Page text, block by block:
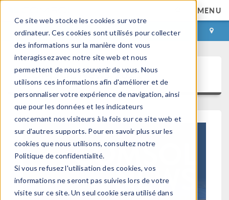
Ce site web stocke les cookies sur votre
ordinateur. Ces cookies sont utilisés pour collecter
des informations sur la manière dont vous
interagissez avec notre site web et nous
permettent de nous souvenir de vous. Nous
utilisons ces informations afin d'améliorer et de
personnaliser votre expérience de navigation, ainsi
que pour les données et les indicateurs
concernant nos visiteurs à la fois sur ce site web et
sur d'autres supports. Pour en savoir plus sur les
cookies que nous utilisons, consultez notre
Politique de confidentialité.
Si vous refusez l'utilisation des cookies, vos
informations ne seront pas suivies lors de votre
visite sur ce site. Un seul cookie sera utilisé dans
MENU
CONNEXION CONTACT
COMSOL News 2021